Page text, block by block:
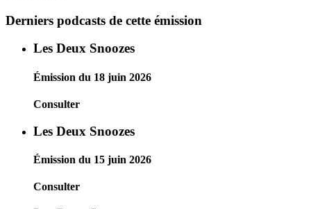
Derniers podcasts de cette émission
Les Deux Snoozes
Émission du 18 juin 2026
Consulter
Les Deux Snoozes
Émission du 15 juin 2026
Consulter